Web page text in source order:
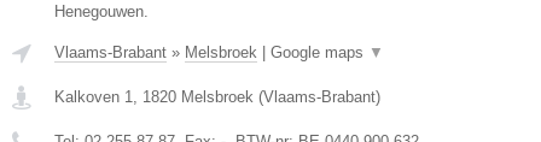
Henegouwen.
Vlaams-Brabant » Melsbroek | Google maps ▼
Kalkoven 1 1820 Melsbroek (Vlaams-Brabant)